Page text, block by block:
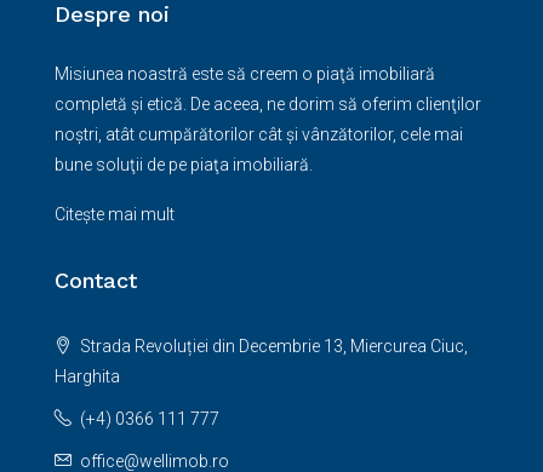
Despre noi
Misiunea noastră este să creem o piaţă imobiliară
completă şi etică. De aceea, ne dorim să oferim clienţilor
noştri, atât cumpărătorilor cât şi vânzătorilor, cele mai
bune soluţii de pe piaţa imobiliară.
Citește mai mult
Contact
Strada Revoluției din Decembrie 13, Miercurea Ciuc,
Harghita
(+4) 0366 111 777
office@wellimob.ro